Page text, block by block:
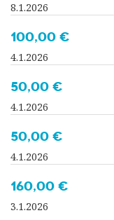
8.1.2026
100,00 €
4.1.2026
50,00 €
4.1.2026
50,00 €
4.1.2026
160,00 €
3.1.2026